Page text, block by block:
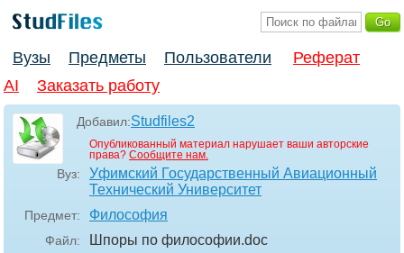
Вузы Предметы Пользователи
Реферат
AI
Заказать работу
Добавил:Studfiles2
Опубликованный материал нарушает ваши авторские
права? Сообщите нам.
Вуз:
Уфимский Государственный Авиационный
Технический Университет
Предмет: Философия
Файл: Шпоры по философии.doc